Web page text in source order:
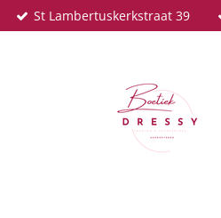
St Lambertuskerkstraat 39